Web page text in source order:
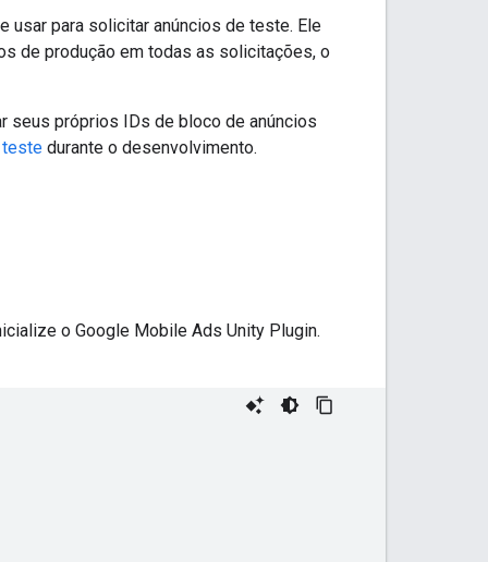
usar para solicitar anúncios de teste. Ele
de produção em todas as solicitações, o
seus próprios IDs de bloco de anúncios
teste durante o desenvolvimento.
o Google Mobile Ads Unity Plugin.